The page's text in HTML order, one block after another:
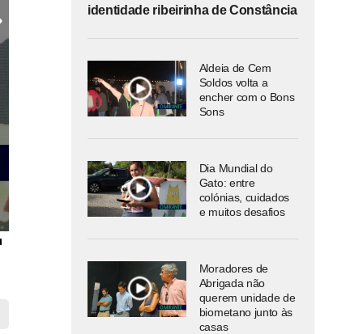
identidade ribeirinha de Constância
Aldeia de Cem
Soldos volta a
encher com o Bons
Sons
Dia Mundial do
Gato: entre
colónias, cuidados
e muitos desafios
Moradores de
Abrigada não
querem unidade de
biometano junto às
casas